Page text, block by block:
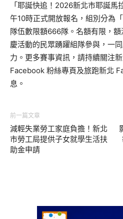
「耶誕快追！2026新北市耶誕
午10時正式開放報名，組別分為
隊伍數限額666隊。名額有限，
慶活動的民眾踴躍組隊參與，一
力。更多賽事資訊，請持續關注
Facebook 粉絲專頁及旅跑新北
息。
前一篇文章
減輕失業勞工家庭負擔！新北
市勞工局提供子女就學生活扶
助金申請